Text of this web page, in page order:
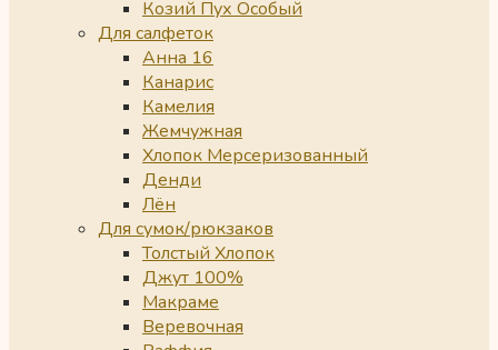
Козий Пух Особый
Для салфеток
Анна 16
Канарис
Камелия
Жемчужная
Хлопок Мерсеризованный
Денди
Лён
Для сумок/рюкзаков
Толстый Хлопок
Джут 100%
Макраме
Веревочная